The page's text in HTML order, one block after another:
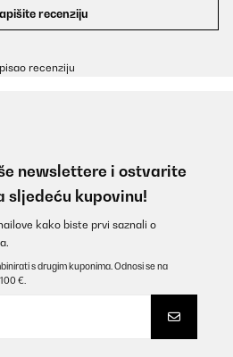
recenziju
recenziju
newslettere i ostvarite
sljedeću kupovinu!
kako biste prvi saznali o
s drugim kuponima. Odnosi se na
€.